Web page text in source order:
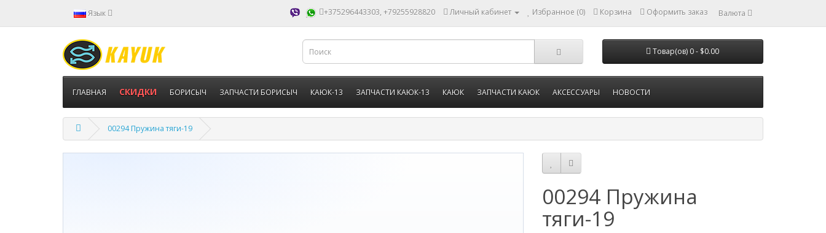
Валюта
Язык +375296443303, +79255928820 Личный кабинет Избранное (0) Корзина Оформить заказ
Товар(ов) 0 - $0.00
ГЛАВНАЯ СКИДКИ БОРИСЫЧ ЗАПЧАСТИ БОРИСЫЧ КАЮК-13 ЗАПЧАСТИ КАЮК-13 КАЮК ЗАПЧАСТИ КАЮК АКСЕССУАРЫ НОВОСТИ
00294 Пружина тяги-19
00294 Пружина
тяги-19